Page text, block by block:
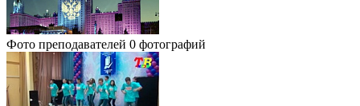
Фото преподавателей 0 фотографий